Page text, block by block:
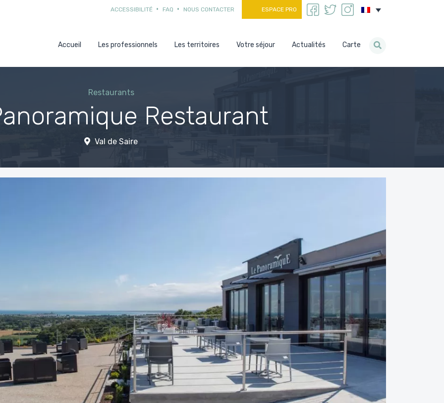
ACCESSIBILITÉ FAQ NOUS CONTACTER ESPACE PRO
Accueil Les professionnels Les territoires Votre séjour Actualités Carte
Restaurants
Restaurant
Val de Saire